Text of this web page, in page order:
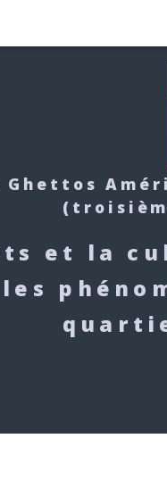
Ghettos
et la